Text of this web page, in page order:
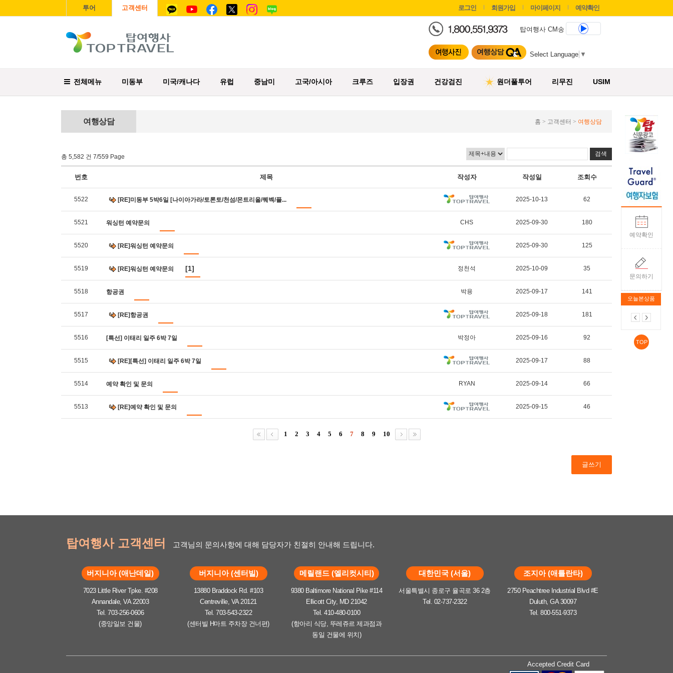
예약확인
문의하기
오늘본상품
TOP
투어 고객센터 로그인 회원가입 마이페이지 예약확인
탑여행사 CM송
Select Language ▼
전체메뉴 미동부 미국/캐나다 유럽 중남미 고국/아시아 크루즈 입장권 건강검진 원더풀투어 리무진 USIM
홈 > 고객센터 > 여행상담
여행상담
총 5,582 건 7/559 Page
번호 제목 작성자 작성일 조회수
5522 [RE]미동부 5박6일 [나이아가라/토론토/천섬/몬트리올/퀘벡/플... 2025-10-13 62
5521 워싱턴 예약문의 CHS 2025-09-30 180
5520 [RE]워싱턴 예약문의 2025-09-30 125
5519 [RE]워싱턴 예약문의 [1] 정천석 2025-10-09 35
5518 항공권 박용 2025-09-17 141
5517 [RE]항공권 2025-09-18 181
5516 [특선] 이태리 일주 6박 7일 박정아 2025-09-16 92
5515 [RE][특선] 이태리 일주 6박 7일 2025-09-17 88
5514 예약 확인 및 문의 RYAN 2025-09-14 66
5513 [RE]예약 확인 및 문의 2025-09-15 46
1 2 3 4 5 6 7 8 9 10
글쓰기
탑여행사 고객센터 고객님의 문의사항에 대해 담당자가 친절히 안내해 드립니다.
버지니아 (애난데일)
7023 Little River Tpke. #208
Annandale, VA 22003
Tel. 703-256-0606
(중앙일보 건물)
버지니아 (센터빌)
13880 Braddock Rd. #103
Centreville, VA 20121
Tel. 703-543-2322
(센터빌 H마트 주차장 건너편)
메릴랜드 (엘리컷시티)
9380 Baltimore National Pike #114
Ellicott City, MD 21042
Tel. 410-480-0100
(항아리 식당, 뚜레쥬르 제과점과
동일 건물에 위치)
대한민국 (서울)
서울특별시 종로구 율곡로 36 2층
Tel. 02-737-2322
조지아 (애틀란타)
2750 Peachtree Industrial Blvd #E
Duluth, GA 30097
Tel. 800-551-9373
Accepted Credit Card